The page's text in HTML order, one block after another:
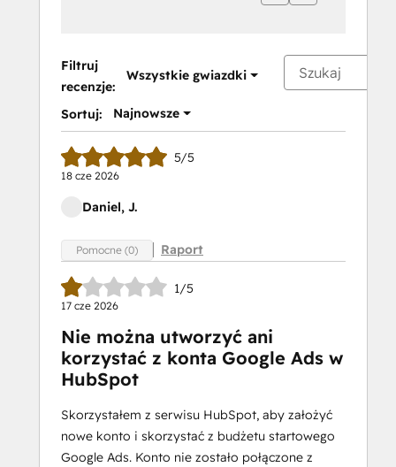
Filtruj
recenzje:
Wszystkie gwiazdki
Sortuj: Najnowsze
5/5
18 cze 2026
Daniel, J.
Pomocne (0) Raport
1/5
17 cze 2026
Nie można utworzyć ani
korzystać z konta Google Ads w
HubSpot
Skorzystałem z serwisu HubSpot, aby założyć
nowe konto i skorzystać z budżetu startowego
Google Ads. Konto nie zostało połączone z